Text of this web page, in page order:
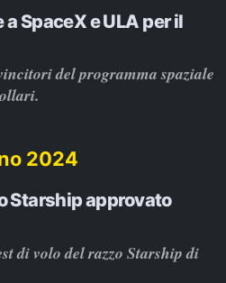
SpaceX e ULA per il
del programma spaziale
2024
Starship approvato
di volo del razzo Starship di